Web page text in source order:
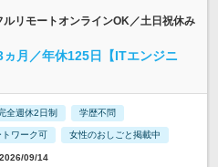
リモートオンラインOK／土日祝休み
月／年休125日【ITエンジニ
全週休2日制 学歴不問
トワーク可 女性のおしごと掲載中
09/14